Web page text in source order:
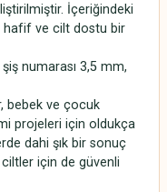
İçeriğindeki
hafif ve cilt dostu bir
şiş numarası 3,5 mm,
bebek ve çocuk
projeleri için oldukça
dahi şık bir sonuç
için de güvenli